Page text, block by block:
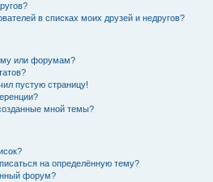
в списках моих друзей и недругов?
или форумам?
пустую страницу!
мной темы?
на определённую тему?
форум?